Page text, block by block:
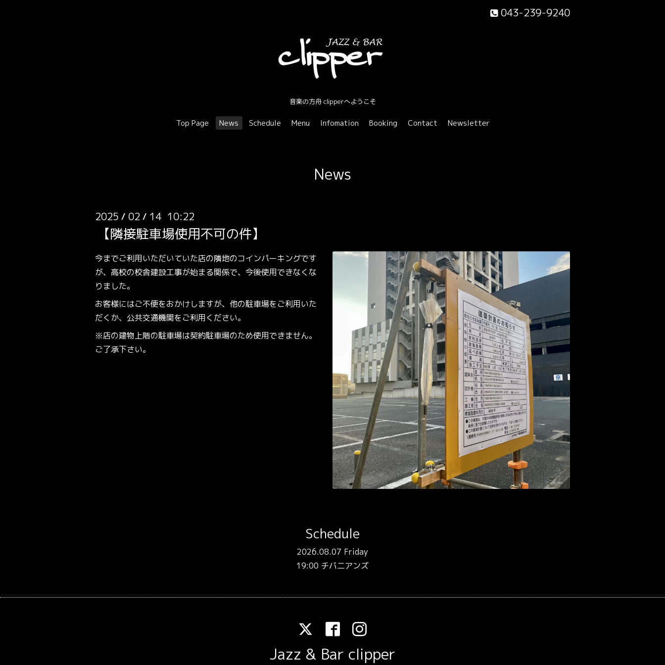
043-239-9240
音楽の方舟 clipperへようこそ
Top Page News Schedule Menu Infomation Booking Contact Newsletter
News
2025 / 02 / 14 10:22
【隣接駐車場使用不可の件】
今までご利用いただいていた店の隣地のコインパーキングです
が、高校の校舎建設工事が始まる関係で、今後使用できなくな
りました。
お客様にはご不便をおかけしますが、他の駐車場をご利用いた
だくか、公共交通機関をご利用ください。
※店の建物上階の駐車場は契約駐車場のため使用できません。
ご了承下さい。
Schedule
2026.08.07 Friday
19:00 チバニアンズ
Jazz & Bar clipper